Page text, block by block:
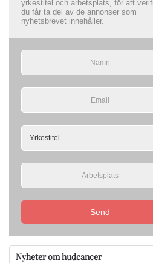
yrkestitel och arbetsplats, för att
du får ta del av de annonser som
nyhetsbrevet innehåller.
Send
Nyheter om hudcancer